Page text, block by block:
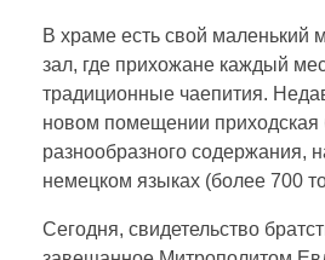
В храме есть свой маленький
зал, где прихожане каждый
традиционные чаепития.
новом помещении приходская
разнообразного содержания,
немецком языках (более 700
Сегодня, свидетельство